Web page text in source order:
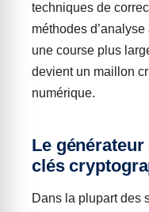
techniques de
méthodes
une course plus
devient un maillon
numérique.
Le
clés
Dans la plupart des